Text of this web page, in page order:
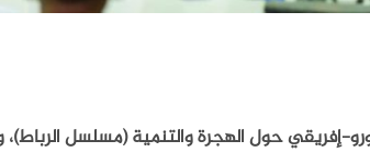
إفريقي حول الهجرة والتنمية (مسلسل